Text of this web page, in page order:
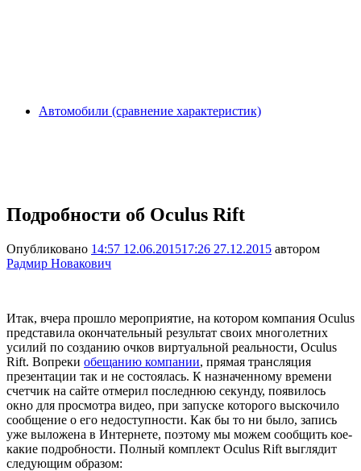
Автомобили (сравнение характеристик)
Подробности об Oculus Rift
Опубликовано 14:57 12.06.201517:26 27.12.2015 автором
Радмир Новакович
Итак, вчера прошло мероприятие, на котором компания Oculus
представила окончательный результат своих многолетних
усилий по созданию очков виртуальной реальности, Oculus
Rift. Вопреки обещанию компании, прямая трансляция
презентации так и не состоялась. К назначенному времени
счетчик на сайте отмерил последнюю секунду, появилось
окно для просмотра видео, при запуске которого выскочило
сообщение о его недоступности. Как бы то ни было, запись
уже выложена в Интернете, поэтому мы можем сообщить кое-
какие подробности. Полный комплект Oculus Rift выглядит
следующим образом: